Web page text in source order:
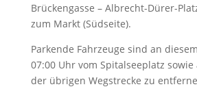
Brückengasse – Albrecht-Dürer-
zum Markt (Südseite).
Parkende Fahrzeuge sind an
07:00 Uhr vom Spitalseeplatz sowie
der übrigen Wegstrecke zu